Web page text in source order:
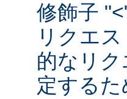
修飾子
リクエ
的なリ
定する